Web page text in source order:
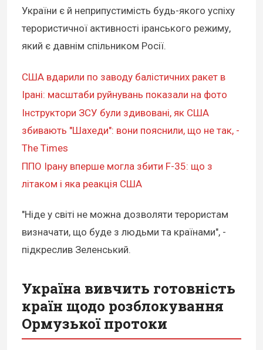
України є й неприпустимість будь-якого успіху
терористичної активності іранського режиму,
який є давнім спільником Росії.
США вдарили по заводу балістичних ракет в
Ірані: масштаби руйнувань показали на фото
Інструктори ЗСУ були здивовані, як США
збивають "Шахеди": вони пояснили, що не так, -
The Times
ППО Ірану вперше могла збити F-35: що з
літаком і яка реакція США
"Ніде у світі не можна дозволяти терористам
визначати, що буде з людьми та країнами", -
підкреслив Зеленський.
Україна вивчить готовність
країн щодо розблокування
Ормузької протоки